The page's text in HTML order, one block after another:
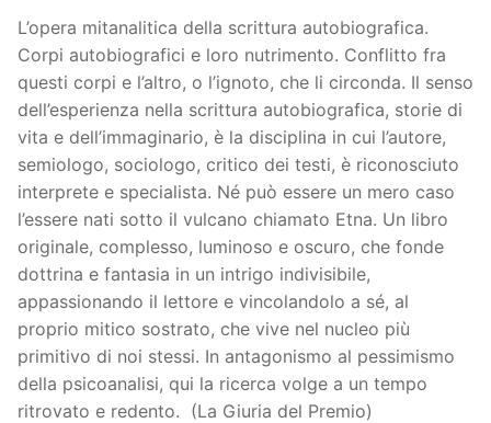
L’opera mitanalitica della scrittura autobiografica.
Corpi autobiografici e loro nutrimento. Conflitto fra
questi corpi e l’altro, o l’ignoto, che li circonda. Il senso
dell’esperienza nella scrittura autobiografica, storie di
vita e dell’immaginario, è la disciplina in cui l’autore,
semiologo, sociologo, critico dei testi, è riconosciuto
interprete e specialista. Né può essere un mero caso
l’essere nati sotto il vulcano chiamato Etna. Un libro
originale, complesso, luminoso e oscuro, che fonde
dottrina e fantasia in un intrigo indivisibile,
appassionando il lettore e vincolandolo a sé, al
proprio mitico sostrato, che vive nel nucleo più
primitivo di noi stessi. In antagonismo al pessimismo
della psicoanalisi, qui la ricerca volge a un tempo
ritrovato e redento. (La Giuria del Premio)